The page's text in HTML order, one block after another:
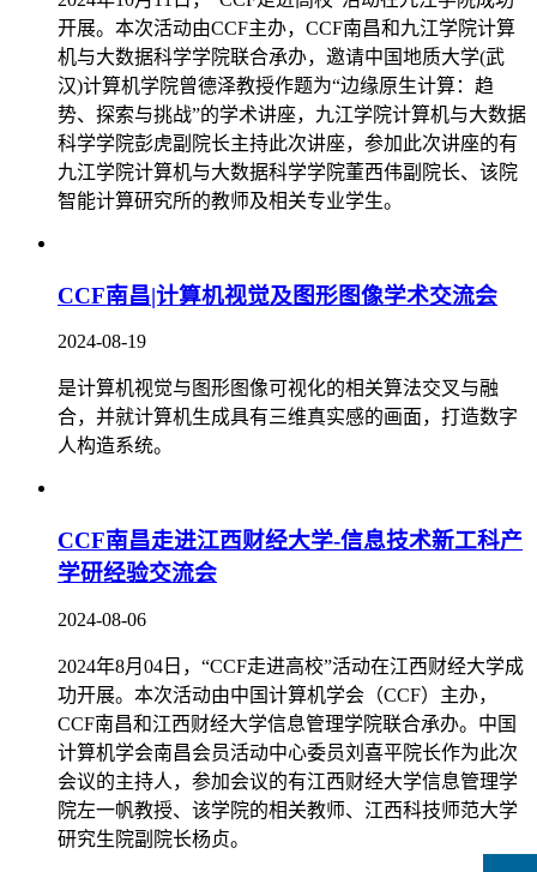
开展。本次活动由CCF主办，CCF南昌和九江学院计算
机与大数据科学学院联合承办，邀请中国地质大学(武
汉)计算机学院曾德泽教授作题为“边缘原生计算：趋
势、探索与挑战”的学术讲座，九江学院计算机与大数据
科学学院彭虎副院长主持此次讲座，参加此次讲座的有
九江学院计算机与大数据科学学院董西伟副院长、该院
智能计算研究所的教师及相关专业学生。
CCF南昌|计算机视觉及图形图像学术交流会
2024-08-19
是计算机视觉与图形图像可视化的相关算法交叉与融
合，并就计算机生成具有三维真实感的画面，打造数字
人构造系统。
CCF南昌走进江西财经大学-信息技术新工科产
学研经验交流会
2024-08-06
2024年8月04日，“CCF走进高校”活动在江西财经大学成
功开展。本次活动由中国计算机学会（CCF）主办，
CCF南昌和江西财经大学信息管理学院联合承办。中国
计算机学会南昌会员活动中心委员刘喜平院长作为此次
会议的主持人，参加会议的有江西财经大学信息管理学
院左一帆教授、该学院的相关教师、江西科技师范大学
研究生院副院长杨贞。